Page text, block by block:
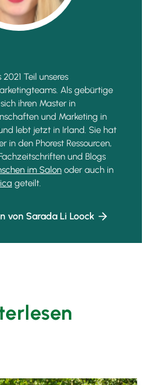
Teil unseres
Als gebürtige
ihren Master in
und Marketing in
lebt jetzt in Irland. Sie hat
in den Phorest Ressourcen,
und Blogs
im Salon oder auch in
geteilt.
von Sarada Li Loock